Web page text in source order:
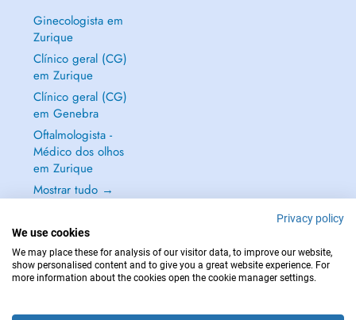
Ginecologista em
Zurique
Clínico geral (CG)
em Zurique
Clínico geral (CG)
em Genebra
Oftalmologista -
Médico dos olhos
em Zurique
Mostrar tudo →
EM CASO DE EMERGÊNCIA, CONTACTE : 144
Privacy policy
We use cookies
We may place these for analysis of our visitor data, to improve our website,
show personalised content and to give you a great website experience. For
more information about the cookies open the cookie manager settings.